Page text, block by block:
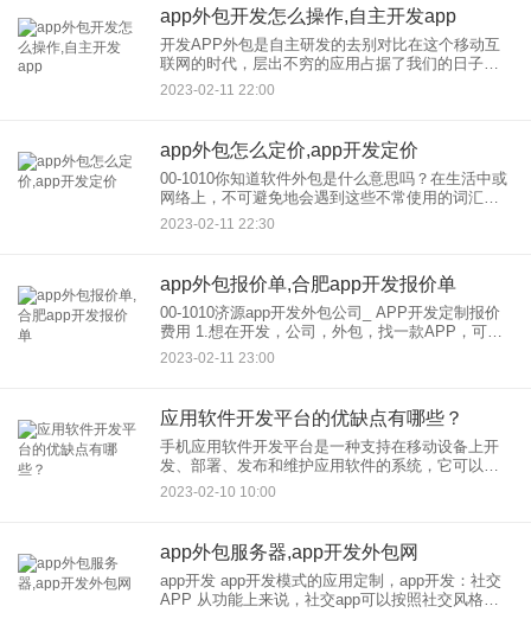
app外包开发怎么操作,自主开发app
开发APP外包是自主研发的去别对比在这个移动互
联网的时代，层出不穷的应用占据了我们的日子，
越来越多的人开始习惯移动互联网的日子。网站建
设现在已经不是什么新鲜事了，除了公司内部团队
2023-02-11 22:00
app外包怎么定价,app开发定价
00-1010你知道软件外包是什么意思吗？在生活中或
网络上，不可避免地会遇到这些不常使用的词汇。
那么这些词是什么意思呢？让我们来看看软件外包
2023-02-11 22:30
app外包报价单,合肥app开发报价单
00-1010济源app开发外包公司_ APP开发定制报价
费用 1.想在开发，公司，外包，找一款APP，可以
实现我想要的功能，不用考虑华丽的界面和交互效
果。 这种APP基本上可以由一个程
2023-02-11 23:00
应用软件开发平台的优缺点有哪些？
手机应用软件开发平台是一种支持在移动设备上开
发、部署、发布和维护应用软件的系统，它可以帮
助开发者快速构建、测试和部署应用程序的平台，
它可以帮助开发者更高效地开发和维护应用软件，
2023-02-10 10:00
app外包服务器,app开发外包网
app开发 app开发模式的应用定制，app开发：社交
APP 从功能上来说，社交app可以按照社交风格分